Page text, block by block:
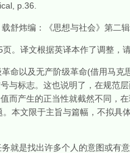
p.36.
炜编：《思想与社会》第二
译文根据英译本作了调整，
以及无产阶级革命(借用马克
与标志。这也说明了，在规范
而产生的正当性就截然不同，
本文限于主旨与篇幅，不拟
是找出许多个人的意图或有